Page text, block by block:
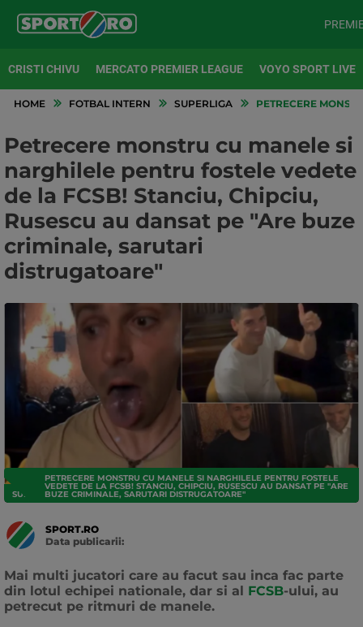
CRISTI CHIVU MERCATO PREMIER LEAGUE VOYO SPORT LIVE
HOME FOTBAL INTERN SUPERLIGA PETRECERE
Petrecere monstru cu manele si
narghilele pentru fostele vedete
de la FCSB! Stanciu, Chipciu,
Rusescu au dansat pe "Are buze
criminale, sarutari
distrugatoare"
SUPERLIGA
PETRECERE MONSTRU CU MANELE SI NARGHILELE PENTRU FOSTELE
VEDETE DE LA FCSB! STANCIU, CHIPCIU, RUSESCU AU DANSAT PE "ARE
BUZE CRIMINALE, SARUTARI DISTRUGATOARE"
SPORT.RO
Data publicarii:
Mai multi jucatori care au facut sau inca fac parte
din lotul echipei nationale, dar si al FCSB-ului, au
petrecut pe ritmuri de manele.